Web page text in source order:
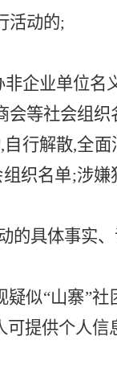
活动的;
企业单位名
等社会组织
行解散,全
织名单;涉
具体事实、
似“山寨”
提供个人信